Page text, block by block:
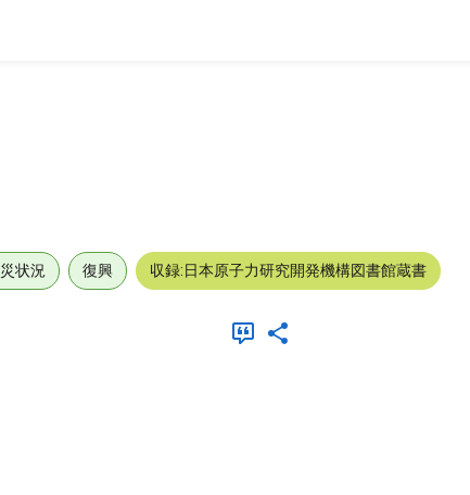
状況 復興 収録:日本原子力研究開発機構図書館蔵書